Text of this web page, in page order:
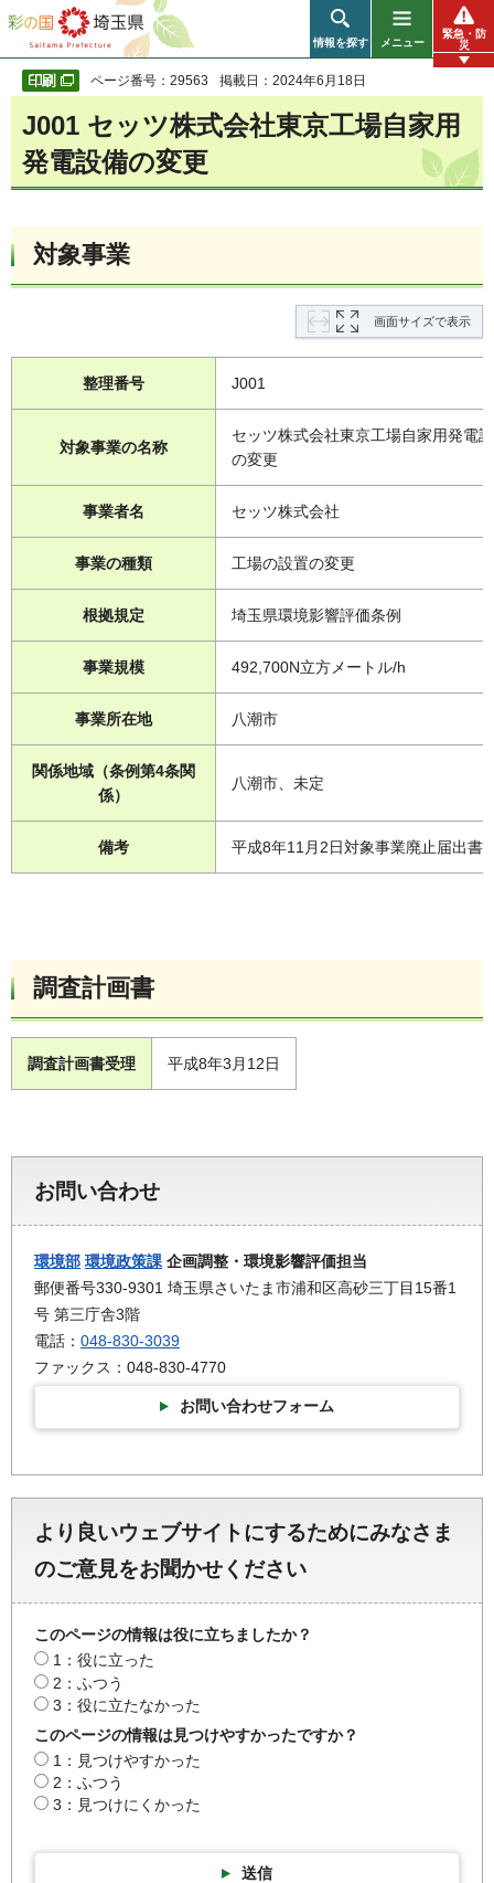
彩の国 埼玉県
情報を探す メニュー
緊急・防
災
ページ番号：29563 掲載日：2024年6月18日
J001 セッツ株式会社東京工場自家用
発電設備の変更
対象事業
画面サイズで表示
整理番号 J001
対象事業の名称
セッツ株式会社東京工場自家用発電
の変更
事業者名 セッツ株式会社
事業の種類 工場の設置の変更
根拠規定 埼玉県環境影響評価条例
事業規模 492,700N立方メートル/h
事業所在地 八潮市
関係地域（条例第4条関
係）
八潮市、未定
備考 平成8年11月2日対象事業廃止届出書
調査計画書
調査計画書受理 平成8年3月12日
お問い合わせ
環境部 環境政策課 企画調整・環境影響評価担当
郵便番号330-9301 埼玉県さいたま市浦和区高砂三丁目15番1
号 第三庁舎3階
電話： 048-830-3039
ファックス：048-830-4770
お問い合わせフォーム
より良いウェブサイトにするためにみなさま
のご意見をお聞かせください
このページの情報は役に立ちましたか？
1：役に立った
2：ふつう
3：役に立たなかった
このページの情報は見つけやすかったですか？
1：見つけやすかった
2：ふつう
3：見つけにくかった
送信